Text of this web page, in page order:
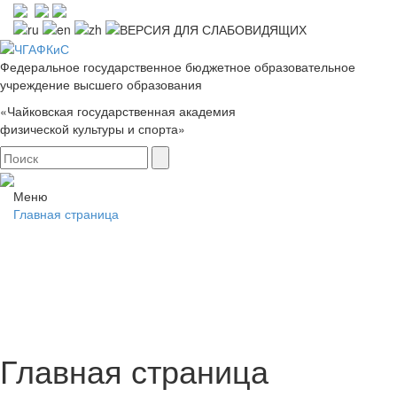
Федеральное государственное бюджетное образовательное
учреждение высшего образования
«Чайковская государственная академия
физической культуры и спорта»
Меню
Главная страница
Главная страница